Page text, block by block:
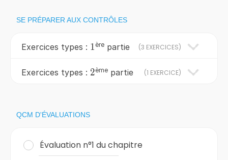
SE PRÉPARER AUX CONTRÔLES
Exercices types : 1
1 ère partie (3 EXERCICES)
Exercices types : 2
2ème partie (1 EXERCICE)
QCM D'ÉVALUATIONS
Évaluation n°1 du chapitre